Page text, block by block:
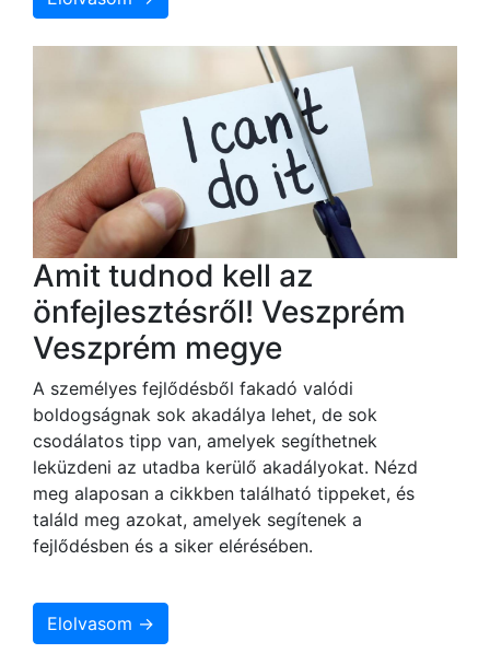
Amit tudnod kell az
önfejlesztésről! Veszprém
Veszprém megye
A személyes fejlődésből fakadó valódi
boldogságnak sok akadálya lehet, de sok
csodálatos tipp van, amelyek segíthetnek
leküzdeni az utadba kerülő akadályokat. Nézd
meg alaposan a cikkben található tippeket, és
találd meg azokat, amelyek segítenek a
fejlődésben és a siker elérésében.
Elolvasom →